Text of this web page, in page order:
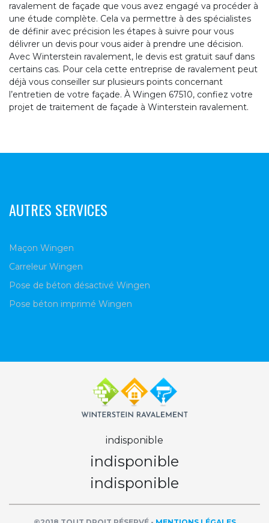
ravalement de façade que vous avez engagé va procéder à
une étude complète. Cela va permettre à des spécialistes
de définir avec précision les étapes à suivre pour vous
délivrer un devis pour vous aider à prendre une décision.
Avec Winterstein ravalement, le devis est gratuit sauf dans
certains cas. Pour cela cette entreprise de ravalement peut
déjà vous conseiller sur plusieurs points concernant
l’entretien de votre façade. À Wingen 67510, confiez votre
projet de traitement de façade à Winterstein ravalement.
AUTRES SERVICES
Maçon Wingen
Carreleur Wingen
Pose de béton désactivé Wingen
Pose béton imprimé Wingen
indisponible
indisponible
indisponible